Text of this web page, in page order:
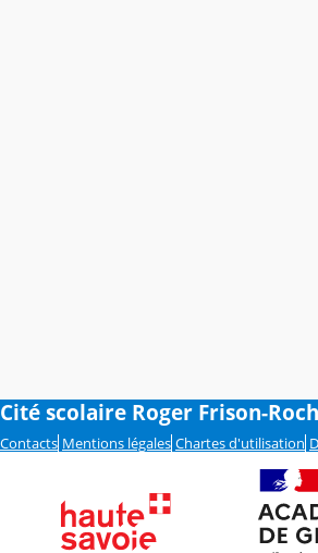
Cité scolaire Roger Frison-
Contacts Mentions légales Chartes d'utilisation